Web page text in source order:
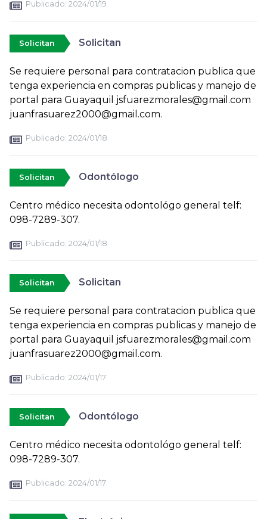
Publicado: 2024/01/19
Solicitan Solicitan
Se requiere personal para contratacion publica que
tenga experiencia en compras publicas y manejo de
portal para Guayaquil jsfuarezmorales@gmail.com
juanfrasuarez2000@gmail.com.
Publicado: 2024/01/18
Solicitan Odontólogo
Centro médico necesita odontológo general telf:
098-7289-307.
Publicado: 2024/01/18
Solicitan Solicitan
Se requiere personal para contratacion publica que
tenga experiencia en compras publicas y manejo de
portal para Guayaquil jsfuarezmorales@gmail.com
juanfrasuarez2000@gmail.com.
Publicado: 2024/01/17
Solicitan Odontólogo
Centro médico necesita odontológo general telf:
098-7289-307.
Publicado: 2024/01/17